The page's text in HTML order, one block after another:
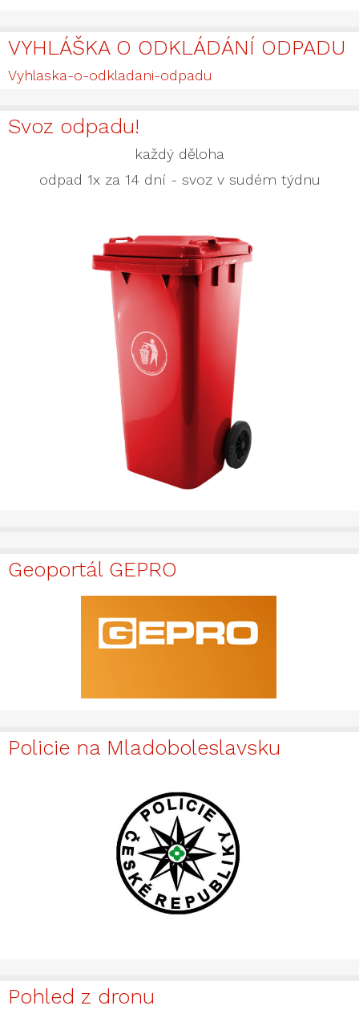
VYHLÁŠKA O ODKLÁDÁNÍ ODPADU
Vyhlaska-o-odkladani-odpadu
Svoz odpadu!
každý děloha
odpad 1x za 14 dní - svoz v sudém týdnu
Geoportál GEPRO
Policie na Mladoboleslavsku
Pohled z dronu